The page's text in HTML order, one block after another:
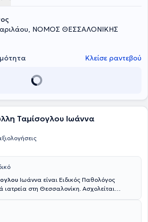
ΝΟΜΟΣ ΘΕΣΣΑΛΟΝΙΚΗΣ
Κλείσε ραντεβού
Ταμίσογλου Ιωάννα
Ιωάννα είναι Ειδικός Παθολόγος
ιατρεία στη Θεσσαλονίκη. Ασχολείται
μεταβολικό σύνδρομο και σακχαρώδη
σε όλο το εύρος των λοιμώξεων.